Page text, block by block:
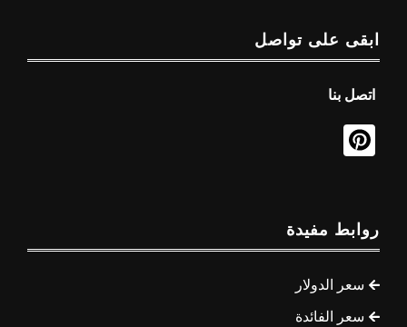
ابقى على تواصل
اتصل بنا
روابط مفيدة
سعر الدولار
سعر الفائدة